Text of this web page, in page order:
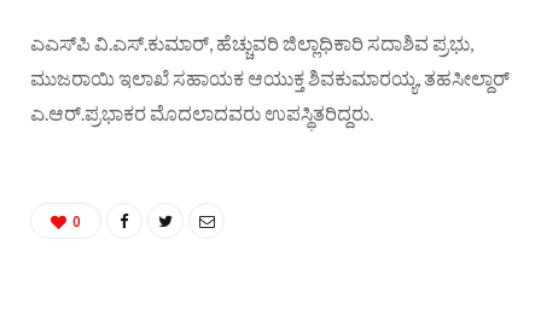
ಎಎಸ್‌ಪಿ ವಿ.ಎಸ್.ಕುಮಾರ್, ಹೆಚ್ಚುವರಿ ಜಿಲ್ಲಾಧಿಕಾರಿ ಸದಾಶಿವ ಪ್ರಭು,
ಮುಜರಾಯಿ ಇಲಾಖೆ ಸಹಾಯಕ ಆಯುಕ್ತ ಶಿವಕುಮಾರಯ್ಯ, ತಹಸೀಲ್ದಾರ್
ಎ.ಆರ್.ಪ್ರಭಾಕರ ಮೊದಲಾದವರು ಉಪಸ್ಥಿತರಿದ್ದರು.
0